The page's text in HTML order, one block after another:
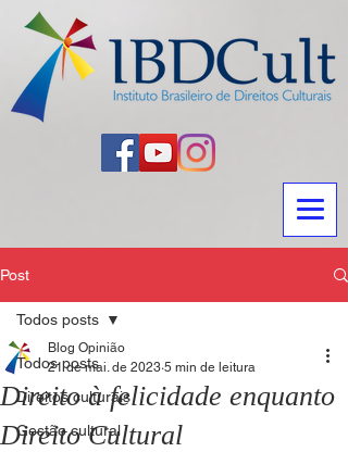
Post
Todos posts
Direitos culturais
Gestão cultural
Todos posts
Direito à felicidade enquanto
Direito Cultural
Blog Opinião
21 de mai. de 2023 5 min de leitura